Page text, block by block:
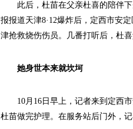
此后，杜苗在父亲杜喜的陪伴下
报报道天津8·12爆炸后，定西市安
津抢救烧伤伤员。几番打听后，杜喜
她身世本来就坎坷
10月16日早上，记者来到定西市
杜苗做完护理。在服务站后门外，